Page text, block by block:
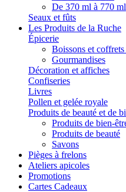
De 370 ml à 770 ml
Seaux et fûts
Les Produits de la Ruche
Épicerie
Boissons et
Gourmandises
Décoration et affiches
Confiseries
Livres
Pollen et gelée royale
Produits de beauté et de
Produits de bien-
Produits de beauté
Savons
Pièges à frelons
Ateliers apicoles
Promotions
Cartes Cadeaux